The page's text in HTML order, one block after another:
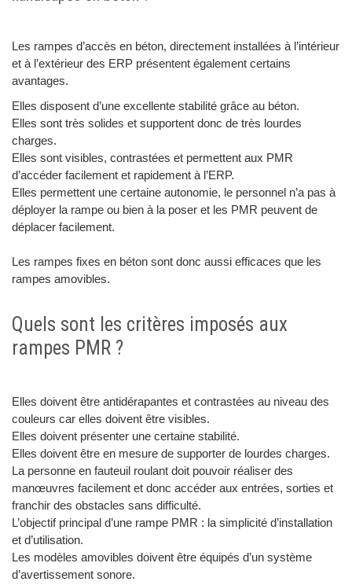
Les rampes d’accès en béton, directement installées à l’intérieur
et à l’extérieur des ERP présentent également certains
avantages.
Elles disposent d’une excellente stabilité grâce au béton.
Elles sont très solides et supportent donc de très lourdes
charges.
Elles sont visibles, contrastées et permettent aux PMR
d’accéder facilement et rapidement à l’ERP.
Elles permettent une certaine autonomie, le personnel n’a pas à
déployer la rampe ou bien à la poser et les PMR peuvent de
déplacer facilement.
Les rampes fixes en béton sont donc aussi efficaces que les
rampes amovibles.
Quels sont les critères imposés aux
rampes PMR ?
Elles doivent être antidérapantes et contrastées au niveau des
couleurs car elles doivent être visibles.
Elles doivent présenter une certaine stabilité.
Elles doivent être en mesure de supporter de lourdes charges.
La personne en fauteuil roulant doit pouvoir réaliser des
manœuvres facilement et donc accéder aux entrées, sorties et
franchir des obstacles sans difficulté.
L’objectif principal d’une rampe PMR : la simplicité d’installation
et d’utilisation.
Les modèles amovibles doivent être équipés d’un système
d’avertissement sonore.